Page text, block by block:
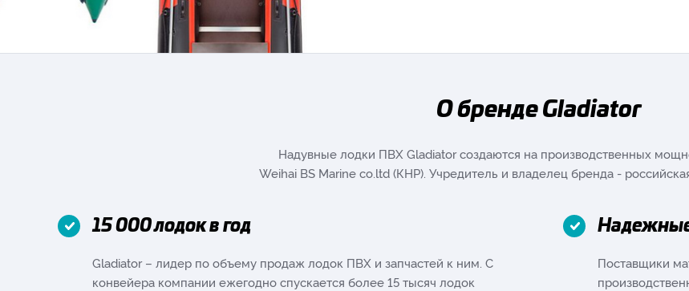
О бренде Gladiator
Надувные лодки ПВХ Gladiator создаются на производственных
Weihai BS Marine co.ltd (КНР). Учредитель и владелец бренда -
15 000 лодок в год
Gladiator – лидер по объему продаж лодок ПВХ и запчастей к ним. С
конвейера компании ежегодно спускается более 15 тысяч лодок
Поставщики